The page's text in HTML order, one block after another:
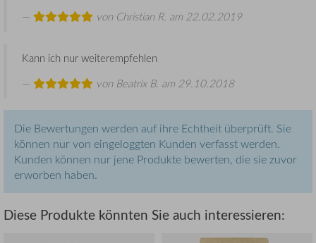
von Christian R. am 22.02.2019
Kann ich nur weiterempfehlen
von Beatrix B. am 29.10.2018
Die Bewertungen werden auf ihre Echtheit überprüft. Sie
können nur von eingeloggten Kunden verfasst werden.
Kunden können nur jene Produkte bewerten, die sie zuvor
erworben haben.
Diese Produkte könnten Sie auch interessieren: